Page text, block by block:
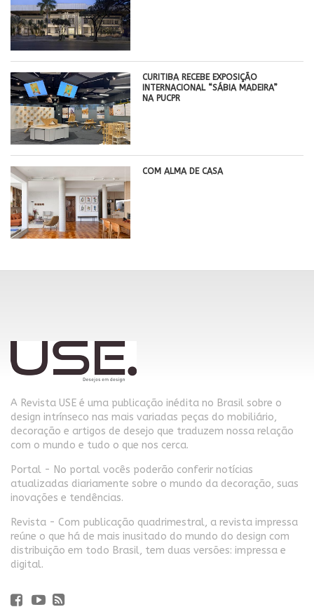
CURITIBA RECEBE EXPOSIÇÃO
INTERNACIONAL “SÁBIA MADEIRA”
NA PUCPR
COM ALMA DE CASA
A Revista USE é uma publicação inédita no Brasil sobre o
design intrínseco nas mais variadas peças do mobiliário,
decoração e artigos de desejo que traduzem nossa relação
com o mundo e tudo o que nos cerca.
Portal - No portal vocês poderão conferir notícias
atualizadas diariamente sobre o mundo da decoração, suas
inovações e tendências.
Revista - Com publicação quadrimestral, a revista impressa
reúne o que há de mais inusitado do mundo do design com
distribuição em todo Brasil, tem duas versões: impressa e
digital.